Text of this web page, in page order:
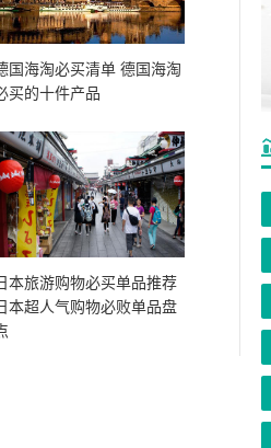
国海淘必买清单 德国海淘
买的十件产品
本旅游购物必买单品推荐
本超人气购物必败单品盘